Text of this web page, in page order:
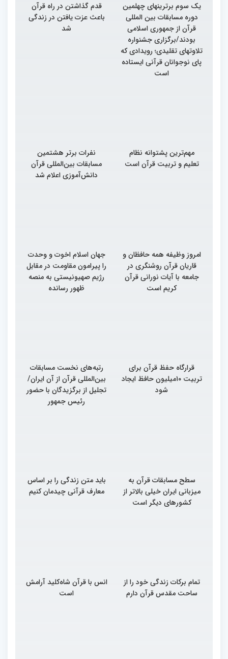
یک سوم برترینهای چهلمین
دوره مسابقات بین المللی
قرآن از جمهوری اسلامی
بودند/برگزاری جشنواره
تلاوتهای تقلیدی؛ رویدادی که
پای نوجوانان قرآنی ایستاده
است
قدم گذاشتن در راه قرآن
باعث عزت یافتن در زندگی
شد
مهم‌ترین پشتوانه نظام
تعلیم و تربیت قرآن است
نفرات برتر هشتمین
مسابقات بین‌المللی قرآن
دانش‌آموزی اعلام شد
امروز وظیفه همه حافظان و
قاریان قرآن روشنگری در
جامعه با آیات نورانی قرآن
کریم است
جهان اسلام اخوت و وحدت
را پیرامون مقاومت در مقابل
رژیم صهیونیستی به منصه
ظهور رسانده
قرارگاه حفظ قرآن برای
تربیت ۱۰میلیون حافظ ایجاد
شود
رتبه‌های نخست مسابقات
بین‌المللی قرآن از آن ایران/
تجلیل از برگزیدگان با حضور
رئیس جمهور
سطح مسابقات قرآن به
میزبانی ایران خیلی بالاتر از
کشورهای دیگر است
باید متن زندگی را بر اساس
معارف قرآنی چیدمان کنیم
تمام برکات زندگی خود را از
ساحت مقدس قرآن دارم
انس با قرآن شاه‌کلید آرامش
است